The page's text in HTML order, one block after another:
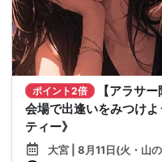
ポイント2倍
【アラサ
会場で出逢いをみつけ
ティー》
大宮 | 8月11日(火・山